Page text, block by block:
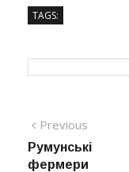
TAGS:
Навігація
записів
Previous
post:
Румунські
фермери